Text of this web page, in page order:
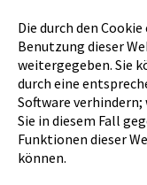
Die durch den
Benutzung dieser
weitergegeben. Sie
durch eine
Software verhindern;
Sie in diesem Fall
Funktionen dieser
können.